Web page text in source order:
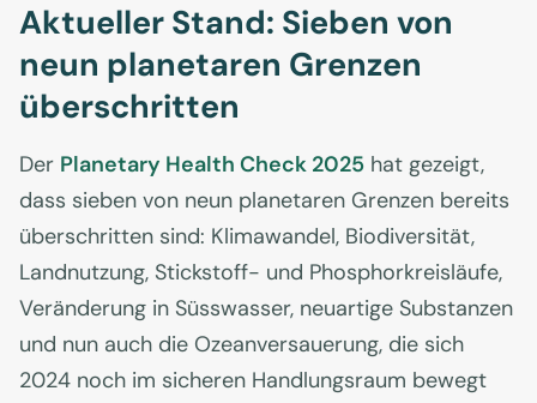
Aktueller Stand: Sieben von
neun planetaren Grenzen
überschritten
Der Planetary Health Check 2025 hat gezeigt,
dass sieben von neun planetaren Grenzen bereits
überschritten sind: Klimawandel, Biodiversität,
Landnutzung, Stickstoff- und Phosphorkreisläufe,
Veränderung in Süsswasser, neuartige Substanzen
und nun auch die Ozeanversauerung, die sich
2024 noch im sicheren Handlungsraum bewegt